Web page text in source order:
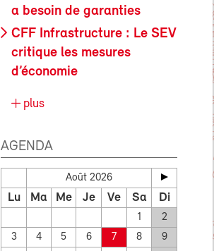
a besoin de garanties
CFF Infrastructure : Le SEV
critique les mesures
d’économie
plus
AGENDA
Août 2026
Lu Ma Me Je Ve Sa Di
1
2
3
4 5 6 7 8
9